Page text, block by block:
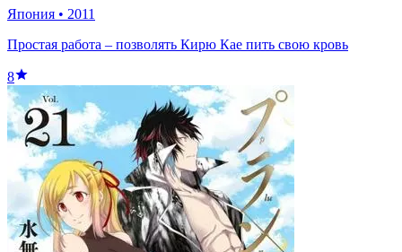
Япония • 2011
Простая работа – позволять Кирю Кае пить свою кровь
8